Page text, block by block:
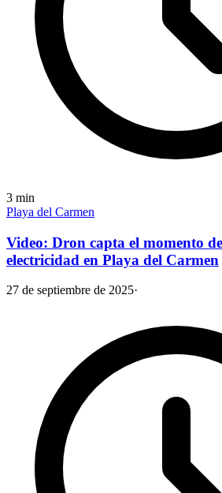
3 min
Playa del Carmen
Video: Dron capta el momento
electricidad en Playa del Carmen
27 de septiembre de 2025·